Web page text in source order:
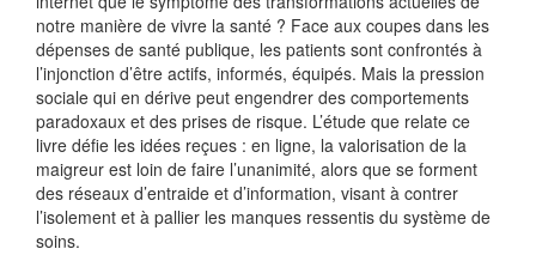
notre manière de vivre la santé ? Face aux coupes dans les
dépenses de santé publique, les patients sont confrontés à
l’injonction d’être actifs, informés, équipés. Mais la pression
sociale qui en dérive peut engendrer des comportements
paradoxaux et des prises de risque. L’étude que relate ce
livre défie les idées reçues : en ligne, la valorisation de la
maigreur est loin de faire l’unanimité, alors que se forment
des réseaux d’entraide et d’information, visant à contrer
l’isolement et à pallier les manques ressentis du système de
soins.